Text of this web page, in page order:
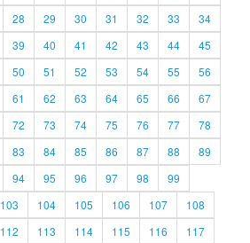
28 29 30 31 32 33
34
39 40 41 42 43 44
45
50 51 52 53 54 55
56
61 62 63 64 65 66
67
72 73 74 75 76 77
78
83 84 85 86 87 88
89
94 95 96 97 98
99
103 104 105 106 107
108
112 113 114 115 116
117